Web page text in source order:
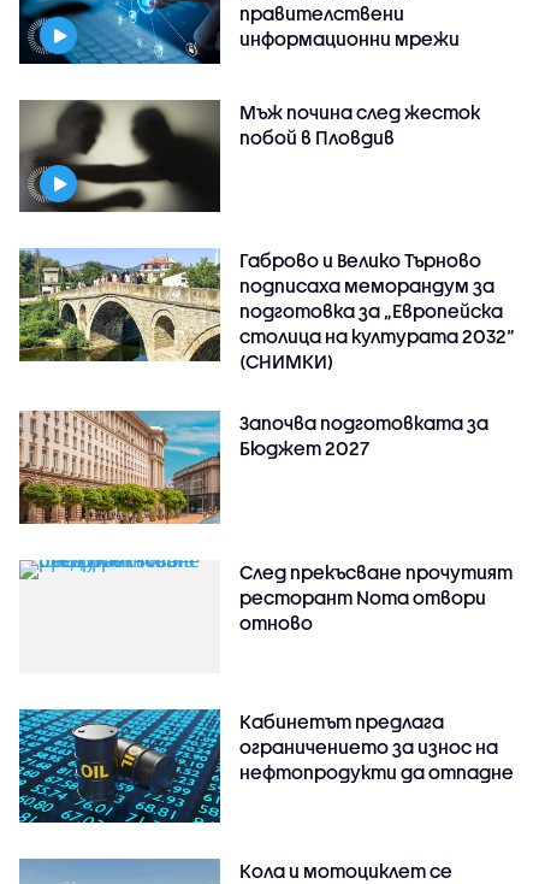
правителствени
информационни мрежи
Мъж почина след жесток
побой в Пловдив
Габрово и Велико Търново
подписаха меморандум за
подготовка за „Европейска
столица на културата 2032“
(СНИМКИ)
Започва подготовката за
Бюджет 2027
След прекъсване прочутият
ресторант Noma отвори
отново
Кабинетът предлага
ограничението за износ на
нефтопродукти да отпадне
Кола и мотоциклет се